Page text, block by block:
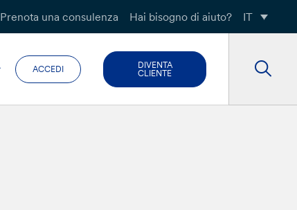
Prenota una consulenza Hai bisogno di aiuto? IT
ACCEDI
DIVENTA
CLIENTE